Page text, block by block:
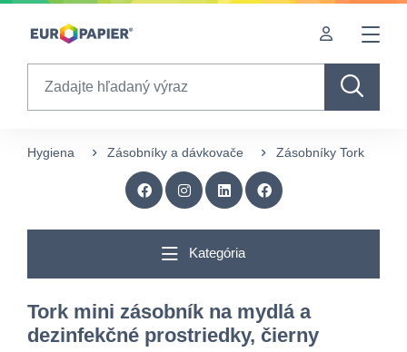
Table Of Content
Doplnkové produkty
Zaujímavé produkty pre Vás
Hygiena Zásobníky a dávkovače Zásobníky Tork
Kategória
Tork mini zásobník na mydlá a
dezinfekčné prostriedky, čierny